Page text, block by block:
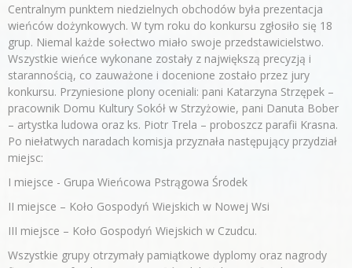
Centralnym punktem niedzielnych obchodów była prezentacja
wieńców dożynkowych. W tym roku do konkursu zgłosiło się 18
grup. Niemal każde sołectwo miało swoje przedstawicielstwo.
Wszystkie wieńce wykonane zostały z największą precyzją i
starannością, co zauważone i docenione zostało przez jury
konkursu. Przyniesione plony oceniali: pani Katarzyna Strzępek –
pracownik Domu Kultury Sokół w Strzyżowie, pani Danuta Bober
– artystka ludowa oraz ks. Piotr Trela – proboszcz parafii Krasna.
Po niełatwych naradach komisja przyznała następujący przydział
miejsc:
I miejsce - Grupa Wieńcowa Pstrągowa Środek
II miejsce – Koło Gospodyń Wiejskich w Nowej Wsi
III miejsce – Koło Gospodyń Wiejskich w Czudcu.
Wszystkie grupy otrzymały pamiątkowe dyplomy oraz nagrody